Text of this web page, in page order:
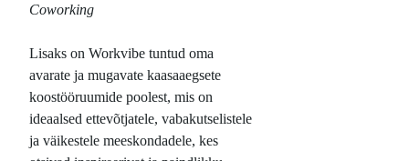
Coworking
Lisaks on Workvibe tuntud oma
avarate ja mugavate kaasaaegsete
koostööruumide poolest, mis on
ideaalsed ettevõtjatele, vabakutselistele
ja väikestele meeskondadele, kes